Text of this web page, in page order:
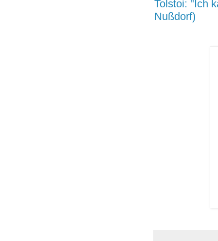
Tolstoi: "Ich
Nußdorf)